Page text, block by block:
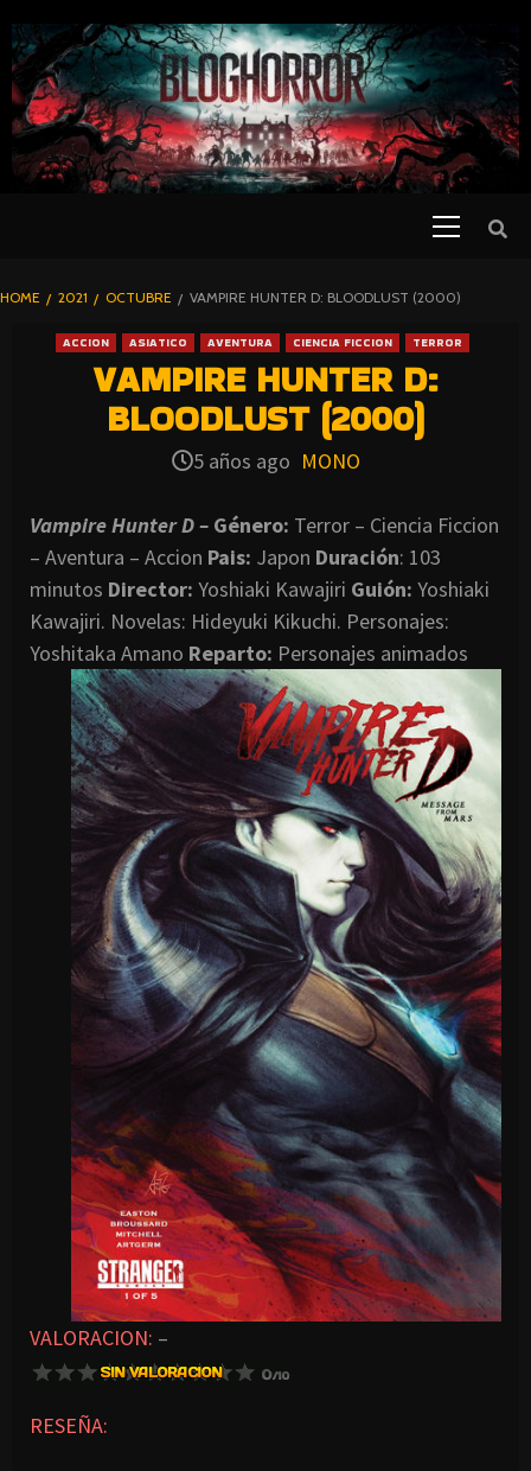
TO
CONTENT
BLOGHORROR
HOME 2021 OCTUBRE VAMPIRE HUNTER D: BLOODLUST (2000)
ACCION ASIATICO AVENTURA CIENCIA FICCION TERROR
VAMPIRE HUNTER D:
BLOODLUST (2000)
5 años ago MONO
Vampire Hunter D – Género: Terror – Ciencia Ficcion
– Aventura – Accion Pais: Japon Duración: 103
minutos Director: Yoshiaki Kawajiri Guión: Yoshiaki
Kawajiri. Novelas: Hideyuki Kikuchi. Personajes:
Yoshitaka Amano Reparto: Personajes animados
VALORACION: –
RESEÑA: